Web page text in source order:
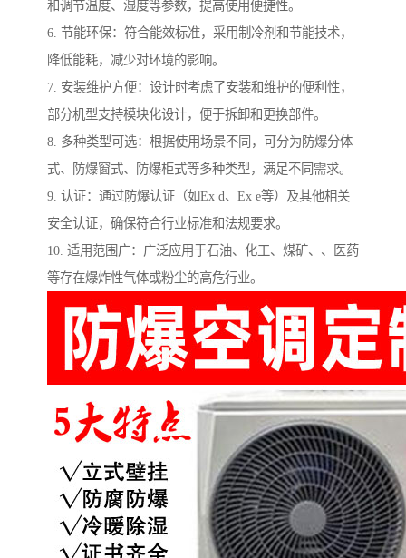
和调节温度、湿度等参数，提高使用便捷性。
6. 节能环保：符合能效标准，采用制冷剂和节能技术，
降低能耗，减少对环境的影响。
7. 安装维护方便：设计时考虑了安装和维护的便利性，
部分机型支持模块化设计，便于拆卸和更换部件。
8. 多种类型可选：根据使用场景不同，可分为防爆分体
式、防爆窗式、防爆柜式等多种类型，满足不同需求。
9. 认证：通过防爆认证（如Ex d、Ex e等）及其他相关
安全认证，确保符合行业标准和法规要求。
10. 适用范围广：广泛应用于石油、化工、煤矿、、医药
等存在爆炸性气体或粉尘的高危行业。